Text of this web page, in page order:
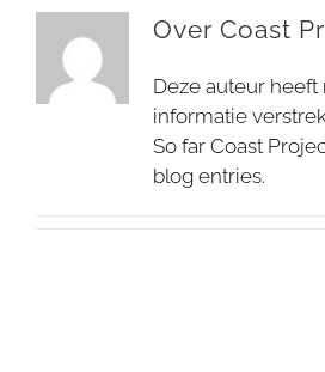
Over Coast
Deze auteur heeft
informatie
So far Coast
blog entries.